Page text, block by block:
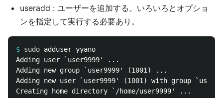
useradd : ユーザーを追加する。いろいろとオプショ
ンを指定して実行する必要あり。
$ sudo
Adding user `user9999' ...
Adding new group `user9999' (1001) ...
Adding new user `user9999' (1001) with group
Creating home directory `/home/user9999' ...